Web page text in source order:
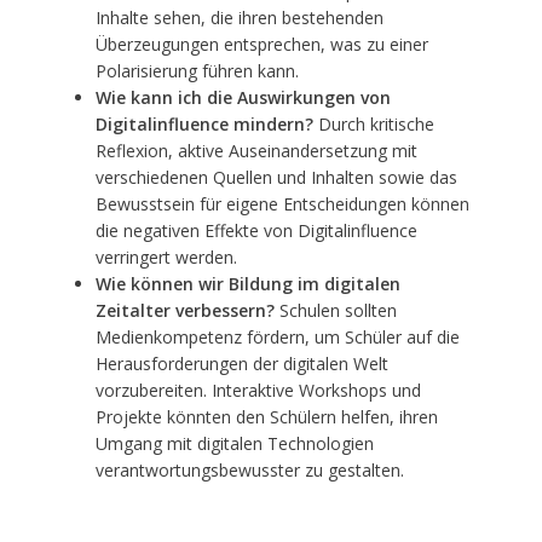
Inhalte sehen, die ihren bestehenden
Überzeugungen entsprechen, was zu einer
Polarisierung führen kann.
Wie kann ich die Auswirkungen von
Digitalinfluence mindern?Durch kritische
Reflexion, aktive Auseinandersetzung mit
verschiedenen Quellen und Inhalten sowie das
Bewusstsein für eigene Entscheidungen können
die negativen Effekte von Digitalinfluence
verringert werden.
Wie können wir Bildung im digitalen
Zeitalter verbessern?Schulen sollten
Medienkompetenz fördern, um Schüler auf die
Herausforderungen der digitalen Welt
vorzubereiten. Interaktive Workshops und
Projekte könnten den Schülern helfen, ihren
Umgang mit digitalen Technologien
verantwortungsbewusster zu gestalten.